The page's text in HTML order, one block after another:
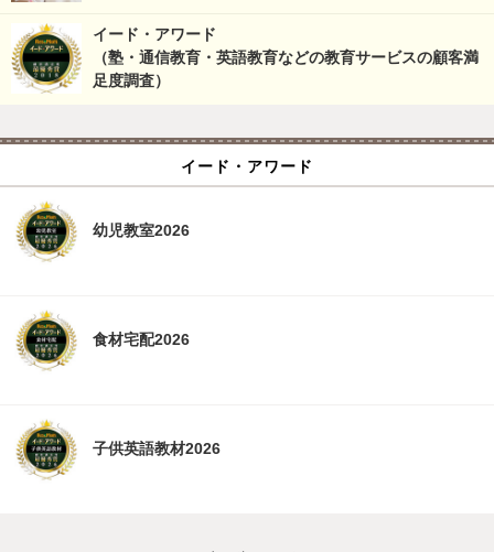
イード・アワード
（塾・通信教育・英語教育などの教育サービスの顧客満
足度調査）
イード・アワード
幼児教室2026
食材宅配2026
子供英語教材2026